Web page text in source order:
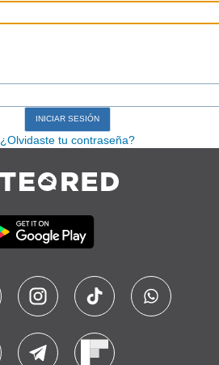
¿Olvidaste tu contraseña?